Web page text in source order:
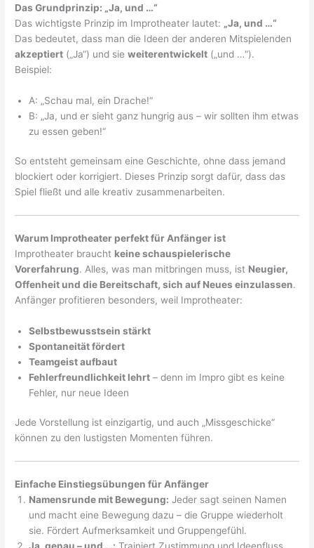
Das Grundprinzip: „Ja, und …“
Das wichtigste Prinzip im Improtheater lautet: „Ja, und …“
Das bedeutet, dass man die Ideen der anderen Mitspielenden
akzeptiert („Ja“) und sieweiterentwickelt („und …“).
Beispiel:
A: „Schau mal, ein Drache!“
B: „Ja, und er sieht ganz hungrig aus – wir sollten ihm etwas
zu essen geben!“
So entsteht gemeinsam eine Geschichte, ohne dass jemand
blockiert oder korrigiert. Dieses Prinzip sorgt dafür, dass das
Spiel fließt und alle kreativ zusammenarbeiten.
Warum Improtheater perfekt für Anfänger ist
Improtheater braucht keine schauspielerische
Vorerfahrung. Alles, was man mitbringen muss, ist Neugier,
Offenheit und die Bereitschaft, sich auf Neues einzulassen.
Anfänger profitieren besonders, weil Improtheater:
Selbstbewusstsein stärkt
Spontaneität fördert
Teamgeist aufbaut
Fehlerfreundlichkeit lehrt – denn im Impro gibt es keine
Fehler, nur neue Ideen
Jede Vorstellung ist einzigartig, und auch „Missgeschicke“
können zu den lustigsten Momenten führen.
Einfache Einstiegsübungen für Anfänger
Namensrunde mit Bewegung: Jeder sagt seinen Namen
und macht eine Bewegung dazu – die Gruppe wiederholt
sie. Fördert Aufmerksamkeit und Gruppengefühl.
Ja, genau – und …: Trainiert Zustimmung und Ideenfluss.